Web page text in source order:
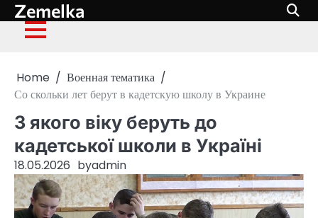
Skip
to
content
Zemelka
Home
Военная тематика
Со скольки лет берут в кадетскую школу в Украине
З якого віку беруть до
кадетської школи в Україні
18.05.2026 byadmin